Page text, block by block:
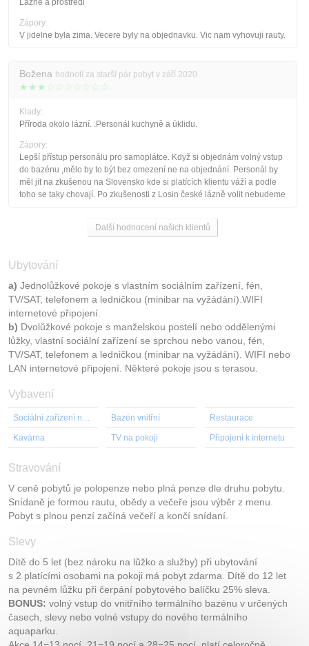
Lazne a prostredi
Zápory:
V jidelne byla zima. Vecere byly na objednavku. Vic nam vyhovuji rauty.
Božena hodnotí za starší pár pobyt v září 2020
★★★☆☆☆☆☆☆☆
Klady:
Příroda okolo lázní. .Personál kuchyně a úklidu.
Zápory:
Lepší přístup personálu pro samoplátce. Když si objednám volný vstup
do bazénu ,mělo by to být bez omezení ne na objednání. Personál by
měl jít na zkušenou na Slovensko kde si platících klientu váží a podle
toho se taky chovají. Po zkušenosti z Losin české lázně volit nebudeme
Další hodnocení našich klientů
Ubytování
a) Jednolůžkové pokoje s vlastním sociálním zařízení, fén,
TV/SAT, telefonem a ledničkou (minibar na vyžádání).WIFI
internetové připojení.
b) Dvolůžkové pokoje s manželskou postelí nebo oddělenými
lůžky, vlastní sociální zařízení se sprchou nebo vanou, fén,
TV/SAT, telefonem a ledničkou (minibar na vyžádání). WIFI nebo
LAN internetové připojení. Některé pokoje jsou s terasou.
Vybavení
Sociální zařízení na pokoji Bazén vnitřní Restaurace
Kavárna TV na pokoji Připojení k internetu
Stravování
V ceně pobytů je polopenze nebo plná penze dle druhu pobytu.
Snídaně je formou rautu, obědy a večeře jsou výběr z menu.
Pobyt s plnou penzí začíná večeří a končí snídaní.
Slevy
Dítě do 5 let (bez nároku na lůžko a služby) při ubytování
s 2 platícími osobami na pokoji má pobyt zdarma. Dítě do 12 let
na pevném lůžku při čerpání pobytového balíčku 25% sleva.
BONUS: volný vstup do vnitřního termálního bazénu v určených
časech, slevy nebo volné vstupy do nového termálního
aquaparku.